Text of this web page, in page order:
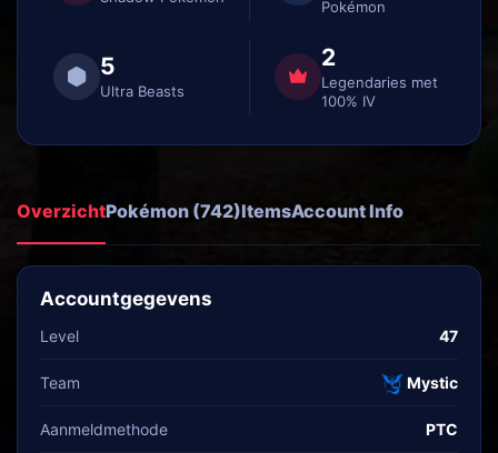
Pokémon
5
Ultra Beasts
2
Legendaries met
100% IV
OverzichtPokémon (742)ItemsAccount Info
Accountgegevens
Level 47
Team Mystic
Aanmeldmethode PTC